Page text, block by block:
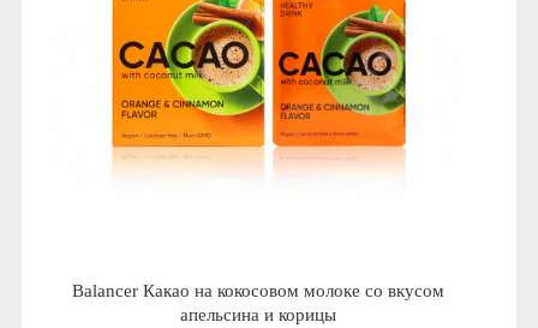
Balancer Какао на кокосовом молоке со вкусом
апельсина и корицы